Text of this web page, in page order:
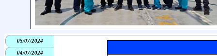
05/07/2024
04/07/2024